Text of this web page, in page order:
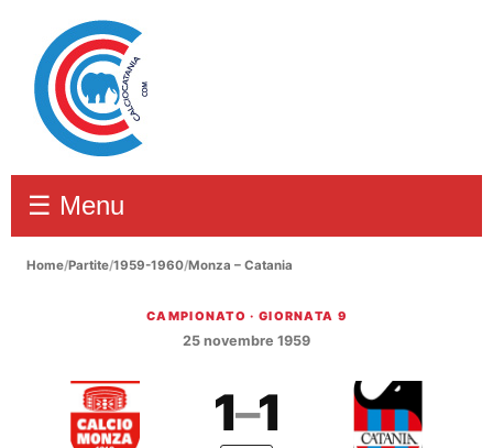
☰ Menu
Home/Partite/1959-1960/Monza – Catania
Monza – Catania 1–1CAMPIONATO · GIORNATA 9
25 novembre 1959
1–1